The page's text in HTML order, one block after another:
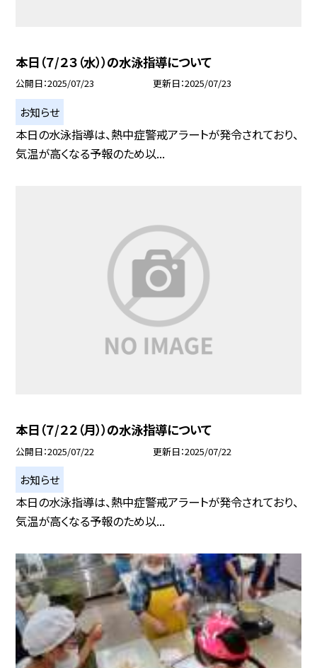
本日（７/２３（水））の水泳指導について
公開日 2025/07/23 更新日 2025/07/23
お知らせ
本日の水泳指導は、熱中症警戒アラートが発令されており、
気温が高くなる予報のため以...
本日（７/２２（月））の水泳指導について
公開日 2025/07/22 更新日 2025/07/22
お知らせ
本日の水泳指導は、熱中症警戒アラートが発令されており、
気温が高くなる予報のため以...